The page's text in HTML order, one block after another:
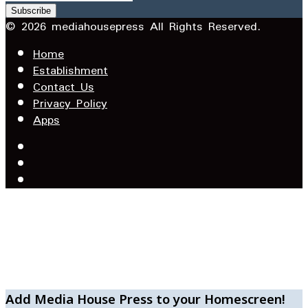
your
Email
© 2026 mediahousepress All Rights Reserved.
Home
Establishment
Contact Us
Privacy Policy
Apps
Add Media House Press to your Homescreen!